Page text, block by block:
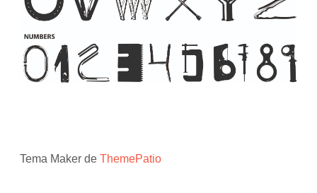
Tema Maker deThemePatio